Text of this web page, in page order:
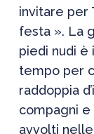
invitare per
festa ». La
piedi nudi è
tempo per
raddoppia
compagni
avvolti